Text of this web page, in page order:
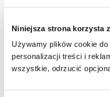
Niniejsza strona korzysta
Używamy plików cookie do
personalizacji treści i
wszystkie, odrzucić
Materiał: ceramika sanitarna
Kolor miski: biały + złoty pasek
Rodzaj deski: wolnoopadająca
Kolor deski: biały
Łatwe wypinanie: tak